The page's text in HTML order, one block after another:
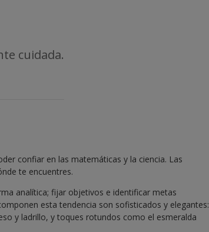
cuidada.
confiar en las matemáticas y la ciencia. Las
te encuentres.
analítica; fijar objetivos e identificar metas
esta tendencia son sofisticados y elegantes:
y ladrillo, y toques rotundos como el esmeralda